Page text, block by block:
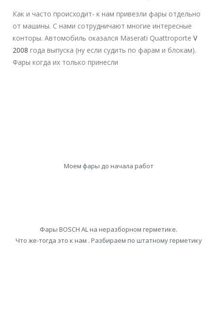
Как и часто происходит- к нам привезли фары отдельно
от машины. С нами сотрудничают многие интересные
конторы. Автомобиль оказался Maserati QuattroporteV
2008 года выпуска (ну если судить по фарам и блокам).
Фары когда их только принесли
Моем фары до начала работ
Фары BOSCH AL на неразборном герметике.
Что же-тогда это к нам . Разбираем по штатному герметику